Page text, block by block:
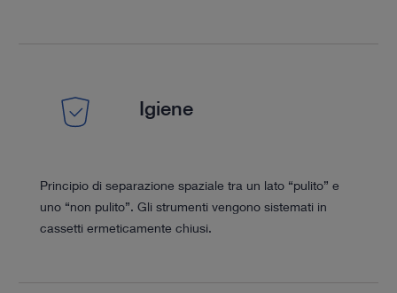
Igiene
Principio di separazione spaziale tra un lato “pulito” e
uno “non pulito”. Gli strumenti vengono sistemati in
cassetti ermeticamente chiusi.